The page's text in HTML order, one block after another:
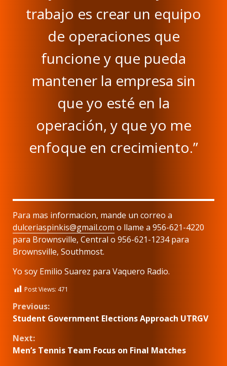
trabajo es crear un equipo
de operaciones que
funcione y que pueda
mantener la empresa sin
que yo esté en la
operación, y que yo me
enfoque en crecimiento.”
Para mas informacion, mande un correo a
dulceriaspinkis@gmail.com o llame a 956-621-4220
para Brownsville, Central o 956-621-1234 para
Brownsville, Southmost.
Yo soy Emilio Suarez para Vaquero Radio.
Post Views: 471
Continue
Previous:
Student Government Elections Approach UTRGV
Next:
Men’s Tennis Team Focus on Final Matches